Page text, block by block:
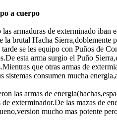
a cuerpo
armaduras de exterminado iban
la brutal Hacha Sierra,doblemente
se les equipo con Puños de
esta arma surgio el Puño
que otras armas de
sistemas consumen mucha
las armas de
de exterminador.De las mazas de
mucho mas potente